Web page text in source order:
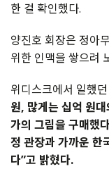
한 걸 확인했다.
양진호 회장은 정아
위한 인맥을 쌓으려
위디스크에서 일했던
원, 많게는 십억 원대
가의 그림을 구매했
정 관장과 가까운 한
다”고 밝혔다.